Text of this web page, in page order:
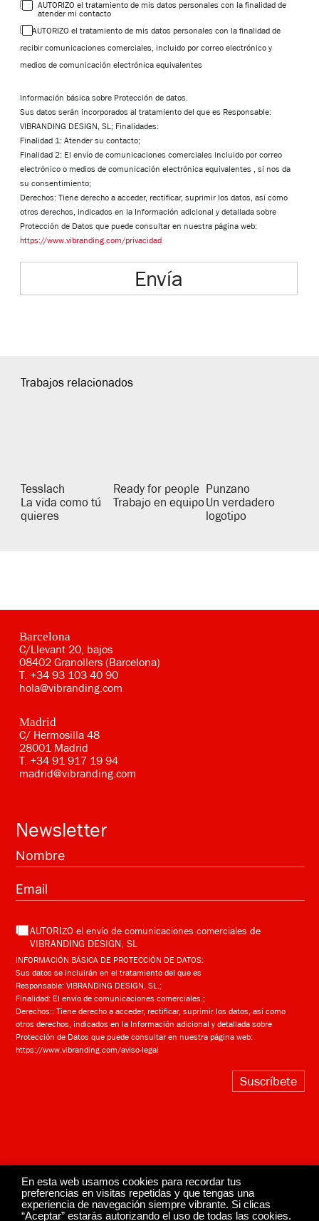
AUTORIZO el tratamiento de mis datos personales con la finalidad de
atender mi contacto
AUTORIZO el tratamiento de mis datos personales con la finalidad de
recibir comunicaciones comerciales, incluido por correo electrónico y
medios de comunicación electrónica equivalentes
Información básica sobre Protección de datos.
Sus datos serán incorporados al tratamiento del que es Responsable:
VIBRANDING DESIGN, SL; Finalidades:
Finalidad 1: Atender su contacto;
Finalidad 2: El envío de comunicaciones comerciales incluido por correo
electrónico o medios de comunicación electrónica equivalentes , si nos da
su consentimiento;
Derechos: Tiene derecho a acceder, rectificar, suprimir los datos, así como
otros derechos, indicados en la Información adicional y detallada sobre
Protección de Datos que puede consultar en nuestra página web:
https://www.vibranding.com/privacidad
Envía
Trabajos relacionados
Tesslach
La vida como tú
quieres
Ready for people
Trabajo en equipo
Punzano
Un verdadero
logotipo
Barcelona
C/Llevant 20, bajos
08402 Granollers (Barcelona)
T. +34 93 103 40 90
hola@vibranding.com
Madrid
C/ Hermosilla 48
28001 Madrid
T. +34 91 917 19 94
madrid@vibranding.com
Newsletter
AUTORIZO el envío de comunicaciones comerciales de
VIBRANDING DESIGN, SL
INFORMACIÓN BÁSICA DE PROTECCIÓN DE DATOS:
Sus datos se incluirán en el tratamiento del que es
Responsable: VIBRANDING DESIGN, SL.;
Finalidad: El envío de comunicaciones comerciales.;
Derechos:: Tiene derecho a acceder, rectificar, suprimir los datos, así como
otros derechos, indicados en la Información adicional y detallada sobre
Protección de Datos que puede consultar en nuestra página web:
https://www.vibranding.com/aviso-legal
Suscríbete
En esta web usamos cookies para recordar tus
preferencias en visitas repetidas y que tengas una
experiencia de navegación siempre vibrante. Si clicas
“Aceptar” estarás autorizando el uso de todas las cookies.